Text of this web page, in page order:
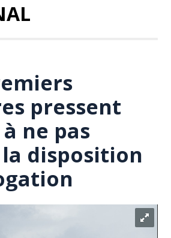
pressent
ne pas
disposition